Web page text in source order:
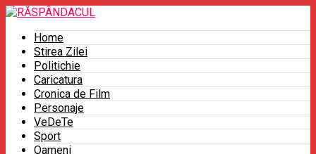
Home
Stirea Zilei
Politichie
Caricatura
Cronica de Film
Personaje
VeDeTe
Sport
Oameni